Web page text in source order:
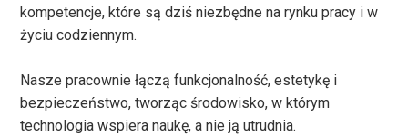
kompetencje, które są dziś niezbędne na rynku pracy i w
życiu codziennym.
Nasze pracownie łączą funkcjonalność, estetykę i
bezpieczeństwo, tworząc środowisko, w którym
technologia wspiera naukę, a nie ją utrudnia.